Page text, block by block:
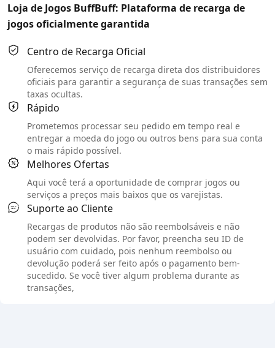
Loja de Jogos BuffBuff: Plataforma de recarga de
jogos oficialmente garantida
Centro de Recarga Oficial
Oferecemos serviço de recarga direta dos distribuidores
oficiais para garantir a segurança de suas transações sem
taxas ocultas.
Rápido
Prometemos processar seu pedido em tempo real e
entregar a moeda do jogo ou outros bens para sua conta
o mais rápido possível.
Melhores Ofertas
Aqui você terá a oportunidade de comprar jogos ou
serviços a preços mais baixos que os varejistas.
Suporte ao Cliente
Recargas de produtos não são reembolsáveis e não
podem ser devolvidas. Por favor, preencha seu ID de
usuário com cuidado, pois nenhum reembolso ou
devolução poderá ser feito após o pagamento bem-
sucedido. Se você tiver algum problema durante as
transações,